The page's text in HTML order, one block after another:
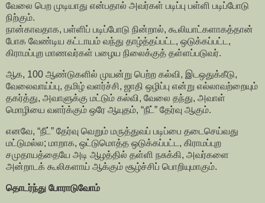
வேலை பெற முடியாது என்பதால் அவர்கள் படிப்பு பள்ளி படிப்போடு
நிற்கும்.
நான்காவதாக, பள்ளிப் படிப்போடு நின்றால், கூலியாட்களாகத்தான்
போக வேண்டிய கட்டாயம் வந்து தாழ்த்தப்பட்ட, ஒடுக்கப்பட்ட,
கிராமப்புற மாணவர்கள் பழைய நிலைக்குத் தள்ளப்படுவர்.
ஆக, 100 ஆண்டுகளில் முயன்று பெற்ற கல்வி, இடஒதுக்கீடு,
வேலைவாய்ப்பு, தமிழ் வளர்ச்சி, ஜாதி ஒழிப்பு என்று எல்லாவற்றையும்
தகர்த்து, அவாளுக்கு மட்டும் கல்வி, வேலை தந்து, அவாள்
மொழியை வளர்க்கும் ஒரே ஆயுதம், “நீட்” தேர்வு ஆகும்.
எனவே, “நீட்” தேர்வு வெறும் மருத்துவப் படிப்பை தடைசெய்வது
மட்டுமல்ல; மாறாக, ஒட்டுமொத்த ஒடுக்கப்பட்ட, கிராமப்புற
சமுதாயத்தையே அடி ஆழத்தில் தள்ளி நசுக்கி, அவர்களை
அன்றாடக் கூலிகளாய் ஆக்கும் சூழ்ச்சிப் பொறியுமாகும்.
தொடர்ந்து போராடுவோம்